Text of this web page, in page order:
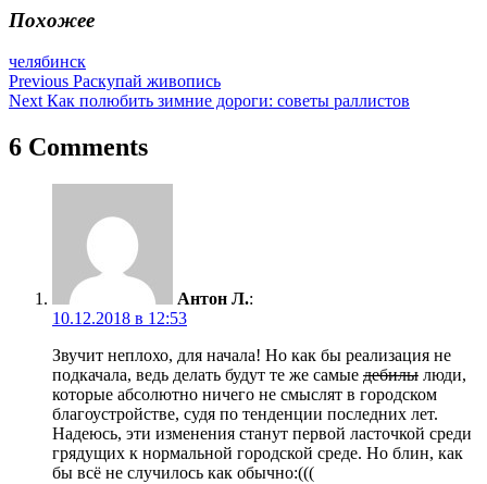
Похожее
челябинск
Навигация
по
записям
Previous Раскупай живопись
Next Как полюбить зимние дороги: советы раллистов
6 Comments
Антон Л.:
10.12.2018 в 12:53
Звучит неплохо, для начала! Но как бы реализация не
подкачала, ведь делать будут те же самые дебилы люди,
которые абсолютно ничего не смыслят в городском
благоустройстве, судя по тенденции последних лет.
Надеюсь, эти изменения станут первой ласточкой среди
грядущих к нормальной городской среде. Но блин, как
бы всё не случилось как обычно:(((